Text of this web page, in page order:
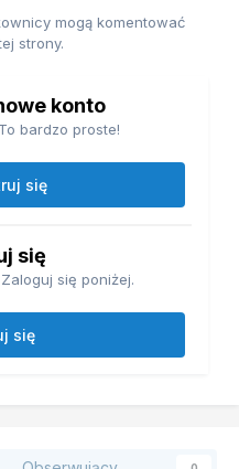
mogą komentować
strony.
konto
bardzo proste!
się
się
się poniżej.
się